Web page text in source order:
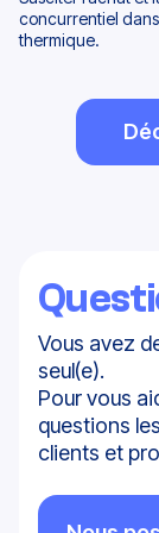
concurrentiel
thermique.
Vous avez
seul(e).
Pour vous
questions
clients et